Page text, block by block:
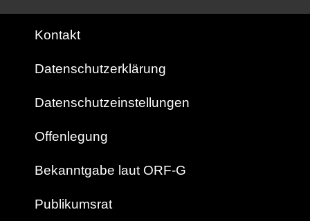
Kontakt
Datenschutzerklärung
Datenschutzeinstellungen
Offenlegung
Bekanntgabe laut ORF-G
Publikumsrat